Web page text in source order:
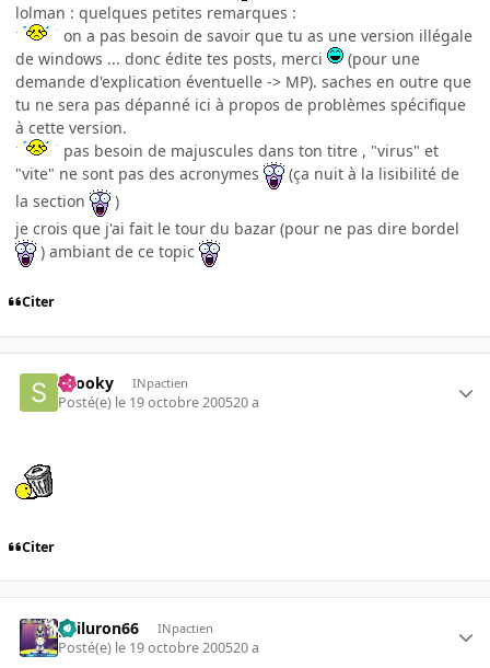
lolman : quelques petites remarques :
on a pas besoin de savoir que tu as une version illégale
de windows ... donc édite tes posts, merci
(pour une
demande d'explication éventuelle -> MP). saches en outre que
tu ne sera pas dépanné ici à propos de problèmes spécifique
à cette version.
pas besoin de majuscules dans ton titre , "virus" et
"vite" ne sont pas des acronymes
(ça nuit à la lisibilité de
la section
)
je crois que j'ai fait le tour du bazar (pour ne pas dire bordel
) ambiant de ce topic
Citer
snooky INpactien
Posté(e) le 19 octobre 200520 a
Citer
gailuron66 INpactien
Posté(e) le 19 octobre 200520 a